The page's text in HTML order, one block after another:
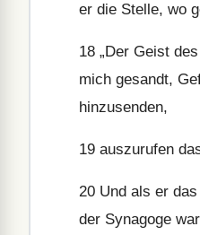
er die Stelle, wo
18 „Der Geist
mich gesandt,
hinzusenden,
19 auszurufen
20 Und als er
der Synagoge